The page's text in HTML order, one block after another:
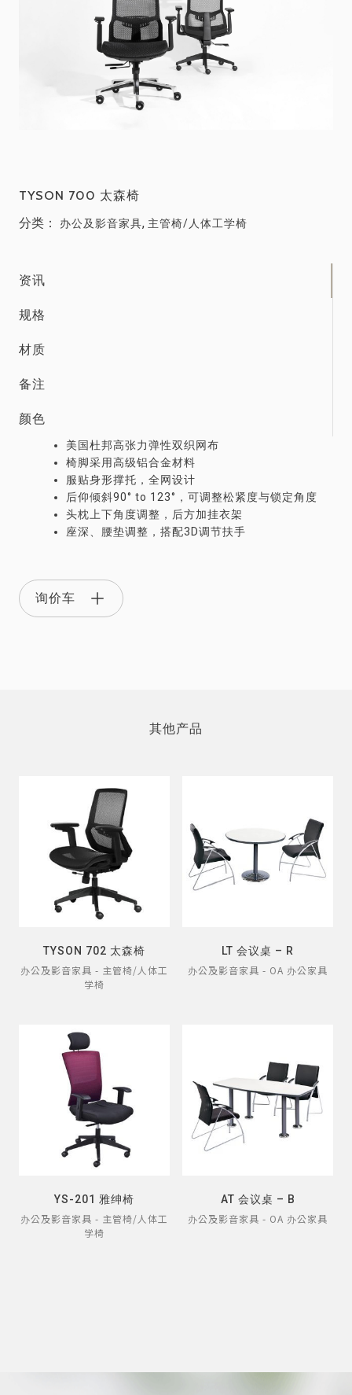
TYSON 700 太森椅
分类：
办公及影音家具, 主管椅/人体工学椅
资讯
规格
材质
备注
颜色
美国杜邦高张力弹性双织网布
椅脚采用高级铝合金材料
服贴身形撑托，全网设计
后仰倾斜90° to 123°，可调整松紧度与锁定角度
头枕上下角度调整，后方加挂衣架
座深、腰垫调整，搭配3D调节扶手
询价车
其他产品
TYSON 702 太森椅
办公及影音家具 - 主管椅/人体工
学椅
LT 会议桌 – R
办公及影音家具 - OA 办公家具
YS-201 雅绅椅
办公及影音家具 - 主管椅/人体工
学椅
AT 会议桌 – B
办公及影音家具 - OA 办公家具